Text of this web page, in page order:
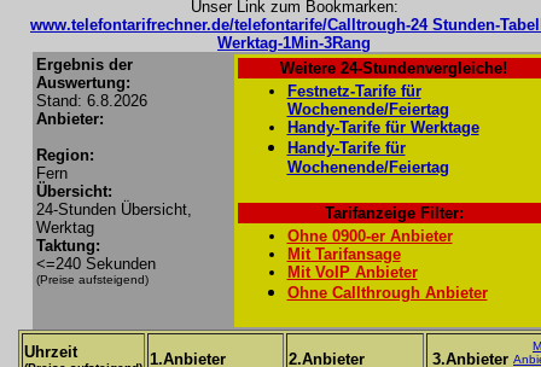
Unser Link zum Bookmarken:
www.telefontarifrechner.de/telefontarife/Calltrough-24 Stunden-
Werktag-1Min-3Rang
Ergebnis der
Auswertung:
Stand: 6.8.2026
Anbieter:
Region:
Fern
Übersicht:
24-Stunden Übersicht,
Werktag
Taktung:
<=240 Sekunden
(Preise aufsteigend)
Weitere 24-Stundenvergleiche!
Festnetz-Tarife für
Wochenende/Feiertag
Handy-Tarife für Werktage
Handy-Tarife für
Wochenende/Feiertag
Tarifanzeige Filter:
Ohne 0900-er Anbieter
Mit Tarifansage
Mit VoIP Anbieter
Ohne Callthrough Anbieter
Uhrzeit 1.Anbieter 2.Anbieter 3.Anbieter